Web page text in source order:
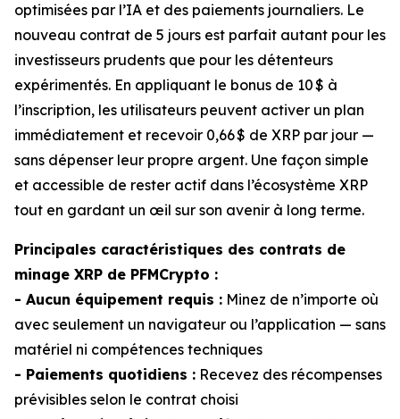
optimisées par l’IA et des paiements journaliers. Le
nouveau contrat de 5 jours est parfait autant pour les
investisseurs prudents que pour les détenteurs
expérimentés. En appliquant le bonus de 10 $ à
l’inscription, les utilisateurs peuvent activer un plan
immédiatement et recevoir 0,66 $ de XRP par jour —
sans dépenser leur propre argent. Une façon simple
et accessible de rester actif dans l’écosystème XRP
tout en gardant un œil sur son avenir à long terme.
Principales caractéristiques des contrats de
minage XRP de PFMCrypto :
- Aucun équipement requis : Minez de n’importe où
avec seulement un navigateur ou l’application — sans
matériel ni compétences techniques
- Paiements quotidiens : Recevez des récompenses
prévisibles selon le contrat choisi